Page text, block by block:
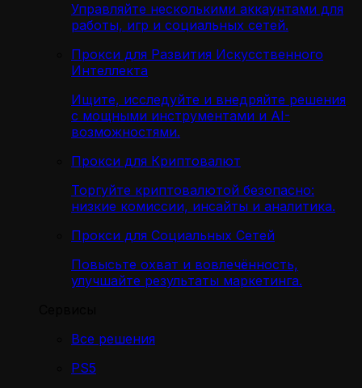
Управляйте несколькими аккаунтами для
работы, игр и социальных сетей.
Прокси для Развития Искусственного
Интеллекта
Ищите, исследуйте и внедряйте решения
с мощными инструментами и AI-
возможностями.
Прокси для Криптовалют
Торгуйте криптовалютой безопасно:
низкие комиссии, инсайты и аналитика.
Прокси для Социальных Сетей
Повысьте охват и вовлечённость,
улучшайте результаты маркетинга.
Все решения
PS5